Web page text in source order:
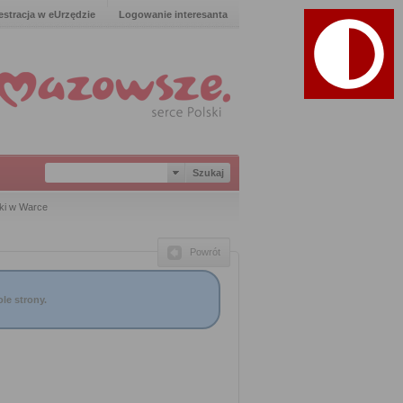
w eUrzędzie Logowanie interesanta
w Warce
Powrót
strony.